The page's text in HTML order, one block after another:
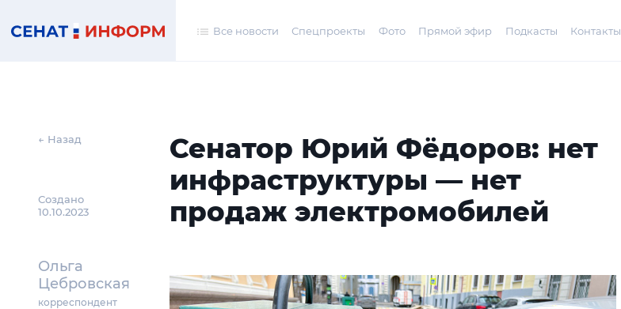
Все новости Спецпроекты Фото Прямой эфир Подкасты Контакты
← Назад
Создано
10.10.2023
Ольга
Цебровская
корреспондент
Сенатор Юрий Фёдоров: нет
инфраструктуры — нет
продаж электромобилей